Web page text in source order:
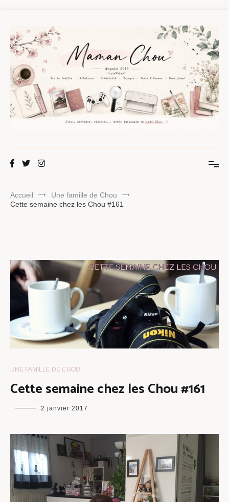
contenu
Maman Chou
Accueil
Une famille de Chou
Cette semaine chez les Chou #161
UNE FAMILLE DE CHOU
Cette semaine chez les Chou #161
maman
2 janvier 2017